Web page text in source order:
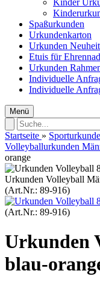
Kinder
Spaßurkunden
Urkundenkarton
Urkunden
Etuis für
Urkunden
Individuelle
Individuelle
Menü
Startseite »
Volleyballurkunden
orange
Urkunden Volleyball
(Art.Nr.: 89-916)
(Art.Nr.: 89-916)
Urkunden
blau-